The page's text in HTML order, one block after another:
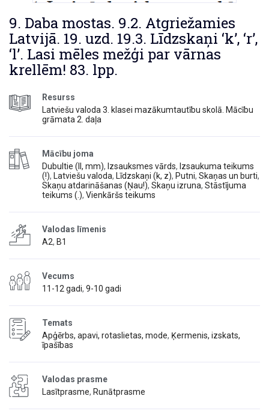
9. Daba mostas. 9.2. Atgriežamies
Latvijā. 19. uzd. 19.3. Līdzskaņi ‘k’, ‘r’,
‘l’. Lasi mēles mežģi par vārnas
krellēm! 83. lpp.
Resurss
Latviešu valoda 3. klasei mazākumtautību skolā. Mācību
grāmata 2. daļa
Mācību joma
Dubultie (ll, mm), Izsauksmes vārds, Izsaukuma teikums
(!), Latviešu valoda, Līdzskaņi (k, z), Putni, Skaņas un burti,
Skaņu atdarināšanas (Ņau!), Skaņu izruna, Stāstījuma
teikums (.), Vienkāršs teikums
Valodas līmenis
A2, B1
Vecums
11-12 gadi, 9-10 gadi
Temats
Apģērbs, apavi, rotaslietas, mode, Ķermenis, izskats,
īpašības
Valodas prasme
Lasītprasme, Runātprasme